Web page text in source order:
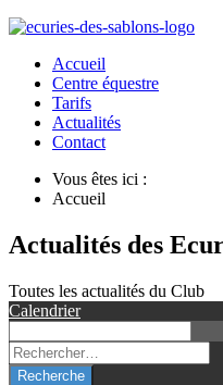
Accueil
Centre équestre
Tarifs
Actualités
Contact
Vous êtes ici :
Accueil
Actualités des
Toutes les actualités du Club
Calendrier
Recherche